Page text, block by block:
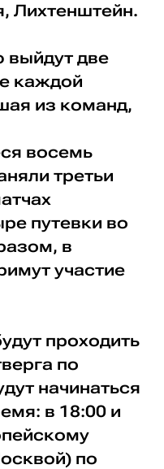
Лихтенштейн.
выйдут две
каждой
из команд,
восемь
третьи
путевки во
в
участие
проходить
по
начинаться
в 18:00 и
по